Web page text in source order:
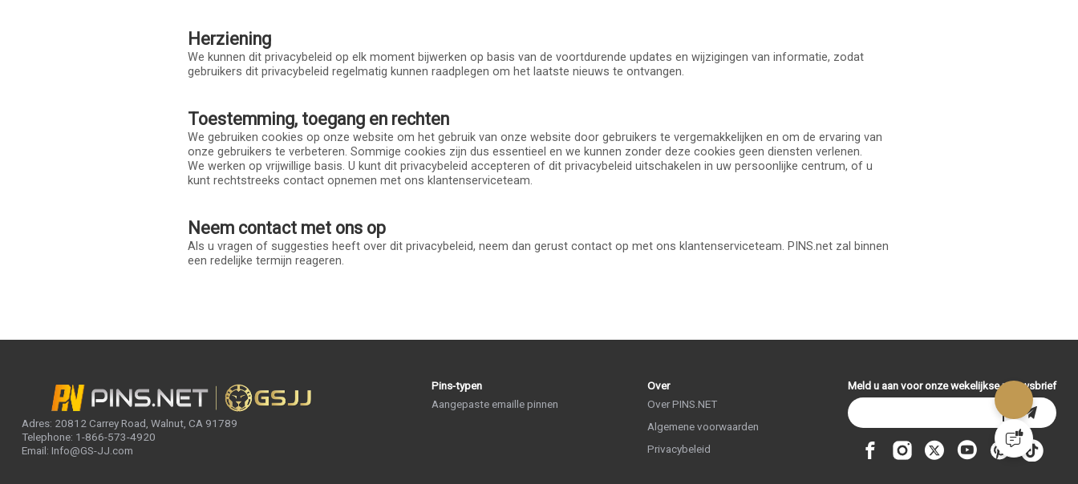
Herziening
We kunnen dit privacybeleid op elk moment bijwerken op basis van de voortdurende updates en wijzigingen van informatie, zodat
gebruikers dit privacybeleid regelmatig kunnen raadplegen om het laatste nieuws te ontvangen.
Toestemming, toegang en rechten
We gebruiken cookies op onze website om het gebruik van onze website door gebruikers te vergemakkelijken en om de ervaring van
onze gebruikers te verbeteren. Sommige cookies zijn dus essentieel en we kunnen zonder deze cookies geen diensten verlenen.
We werken op vrijwillige basis. U kunt dit privacybeleid accepteren of dit privacybeleid uitschakelen in uw persoonlijke centrum, of u
kunt rechtstreeks contact opnemen met ons klantenserviceteam.
Neem contact met ons op
Als u vragen of suggesties heeft over dit privacybeleid, neem dan gerust contact op met ons klantenserviceteam. PINS.net zal binnen
een redelijke termijn reageren.
Adres: 20812 Carrey Road, Walnut, CA 91789
Telephone: 1-866-573-4920
Email: Info@GS-JJ.com
Pins-typen
Aangepaste emaille pinnen
Over
Over PINS.NET
Algemene voorwaarden
Privacybeleid
Meld u aan voor onze wekelijkse nieuwsbrief